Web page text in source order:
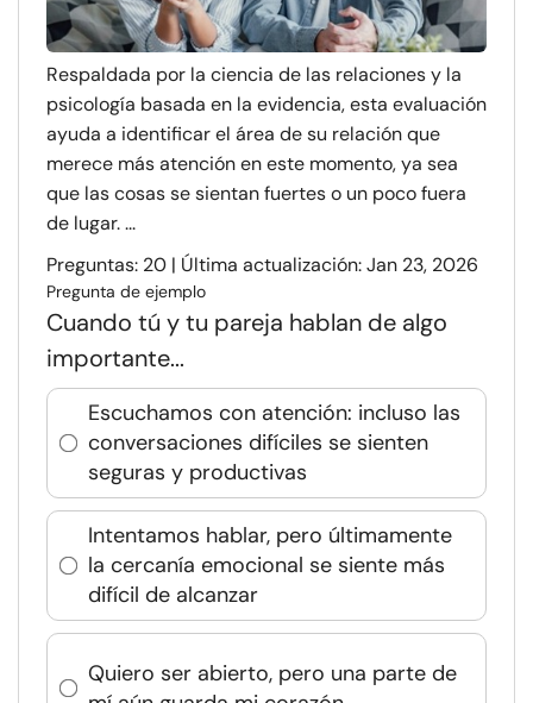
Respaldada por la ciencia de las relaciones y la
psicología basada en la evidencia, esta evaluación
ayuda a identificar el área de su relación que
merece más atención en este momento, ya sea
que las cosas se sientan fuertes o un poco fuera
de lugar. ...
Preguntas: 20 | Última actualización: Jan 23, 2026
Pregunta de ejemplo
Cuando tú y tu pareja hablan de algo
importante...
Escuchamos con atención: incluso las
conversaciones difíciles se sienten
seguras y productivas
Intentamos hablar, pero últimamente
la cercanía emocional se siente más
difícil de alcanzar
Quiero ser abierto, pero una parte de